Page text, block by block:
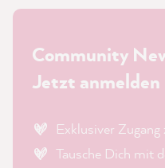
Community
Jetzt anmelden
Exklusiver
Tausche Dich mit